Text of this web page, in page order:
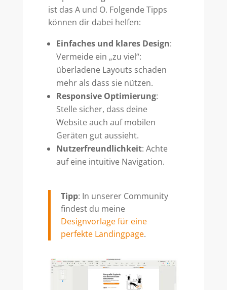
ist das A und O. Folgende Tipps
können dir dabei helfen:
Einfaches und klares Design:
Vermeide ein „zu viel“:
überladene Layouts schaden
mehr als dass sie nützen.
Responsive Optimierung:
Stelle sicher, dass deine
Website auch auf mobilen
Geräten gut aussieht.
Nutzerfreundlichkeit: Achte
auf eine intuitive Navigation.
Tipp: In unserer Community
findest du meine
Designvorlage für eine
perfekte Landingpage.